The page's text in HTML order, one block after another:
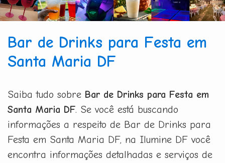
Bar de Drinks para Festa em
Santa Maria DF
Saiba tudo sobre Bar de Drinks para Festa em
Santa Maria DF. Se você está buscando
informações a respeito de Bar de Drinks para
Festa em Santa Maria DF, na Ilumine DF você
encontra informações detalhadas e serviços de